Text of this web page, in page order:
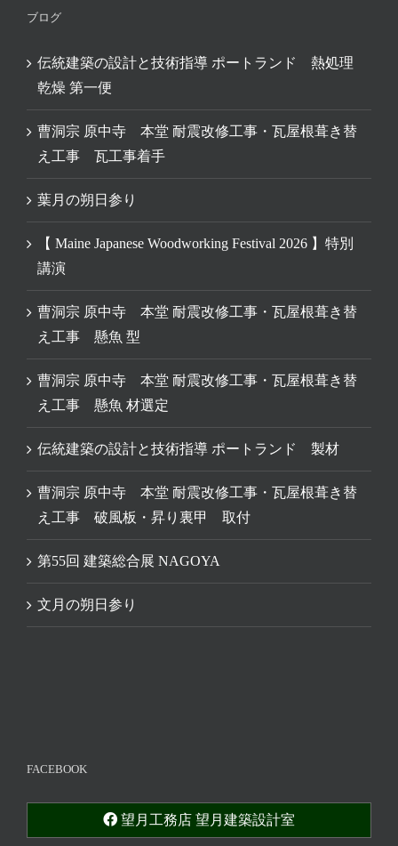
ブログ
伝統建築の設計と技術指導 ポートランド 熱処理
乾燥 第一便
曹洞宗 原中寺 本堂 耐震改修工事・瓦屋根葺き替
え工事 瓦工事着手
葉月の朔日参り
【 Maine Japanese Woodworking Festival 2026 】特別
講演
曹洞宗 原中寺 本堂 耐震改修工事・瓦屋根葺き替
え工事 懸魚 型
曹洞宗 原中寺 本堂 耐震改修工事・瓦屋根葺き替
え工事 懸魚 材選定
伝統建築の設計と技術指導 ポートランド 製材
曹洞宗 原中寺 本堂 耐震改修工事・瓦屋根葺き替
え工事 破風板・昇り裏甲 取付
第55回 建築総合展 NAGOYA
文月の朔日参り
FACEBOOK
望月工務店 望月建築設計室